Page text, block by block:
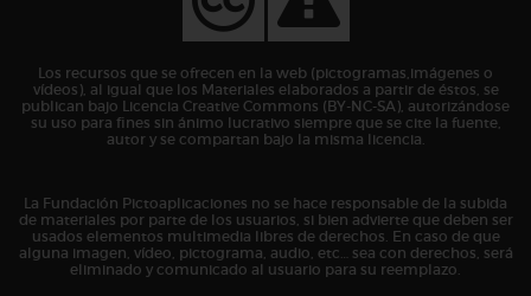
Los recursos que se ofrecen en la web (pictogramas,imágenes o
vídeos), al igual que los Materiales elaborados a partir de éstos, se
publican bajo Licencia Creative Commons (BY-NC-SA), autorizándose
su uso para fines sin ánimo lucrativo siempre que se cite la fuente,
autor y se compartan bajo la misma licencia.
La Fundación Pictoaplicaciones no se hace responsable de la subida
de materiales por parte de los usuarios, si bien advierte que deben ser
usados elementos multimedia libres de derechos. En caso de que
alguna imagen, vídeo, pictograma, audio, etc… sea con derechos, será
eliminado y comunicado al usuario para su reemplazo.